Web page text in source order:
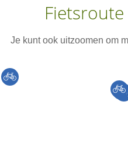
Je kunt ook uitzoomen om